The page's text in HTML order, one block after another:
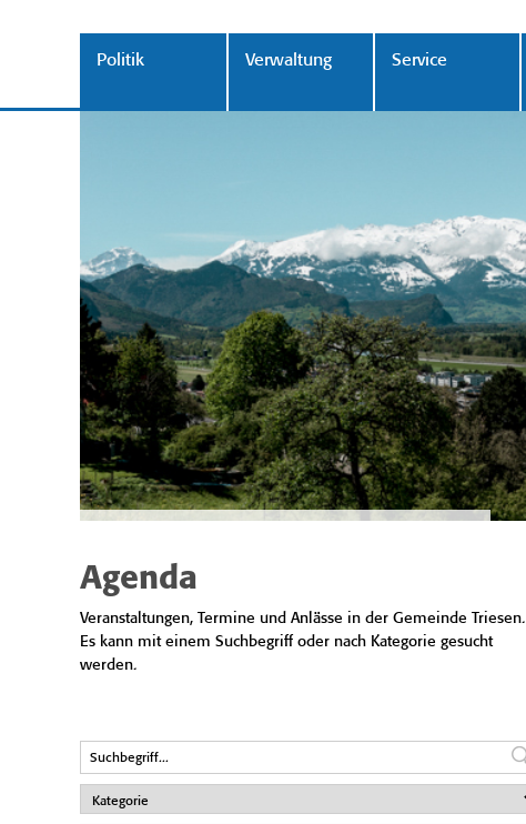
Politik Verwaltung Service
Agenda
Veranstaltungen, Termine und Anlässe in der Gemeinde Triesen.
Es kann mit einem Suchbegriff oder nach Kategorie gesucht
werden.